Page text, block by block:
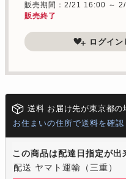
販売期間：2/21 16:00 ～
販売終了
ログイ
送料 お届け先が東京都の
お住まいの住所で送料を確認
この商品は配達日指定が出
配送 ヤマト運輸（三重）